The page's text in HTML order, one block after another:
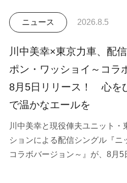
ニュース 2026.8.5
川中美幸×東京力車、配
ポン・ワッショイ～コラ
8月5日リリース！ 心を
で温かなエールを
川中美幸と現役俥夫ユニット・
ションによる配信シングル『ニ
コラボバージョン～』が、8月